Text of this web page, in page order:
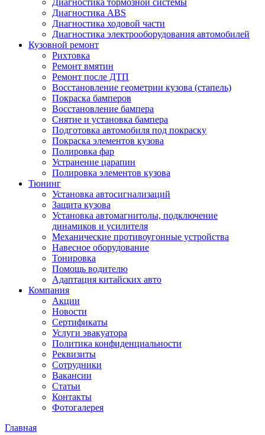
Диагностика тормозной системы
Диагностика ABS
Диагностика ходовой части
Диагностика электрооборудования автомобилей
Кузовной ремонт
Рихтовка
Ремонт вмятин
Ремонт после ДТП
Восстановление геометрии кузова (стапель)
Покраска бамперов
Восстановление бампера
Снятие и установка бампера
Подготовка автомобиля под покраску
Покраска элементов кузова
Полировка фар
Устранение царапин
Полировка элементов кузова
Тюнинг
Установка автосигнализаций
Защита кузова
Установка автомагнитолы, подключение
динамиков и усилителя
Механические противоугонные устройства
Навесное оборудование
Тонировка
Помощь водителю
Адаптация китайских авто
Компания
Акции
Новости
Сертификаты
Услуги эвакуатора
Политика конфиденциальности
Реквизиты
Сотрудники
Вакансии
Статьи
Контакты
Фотогалерея
Главная